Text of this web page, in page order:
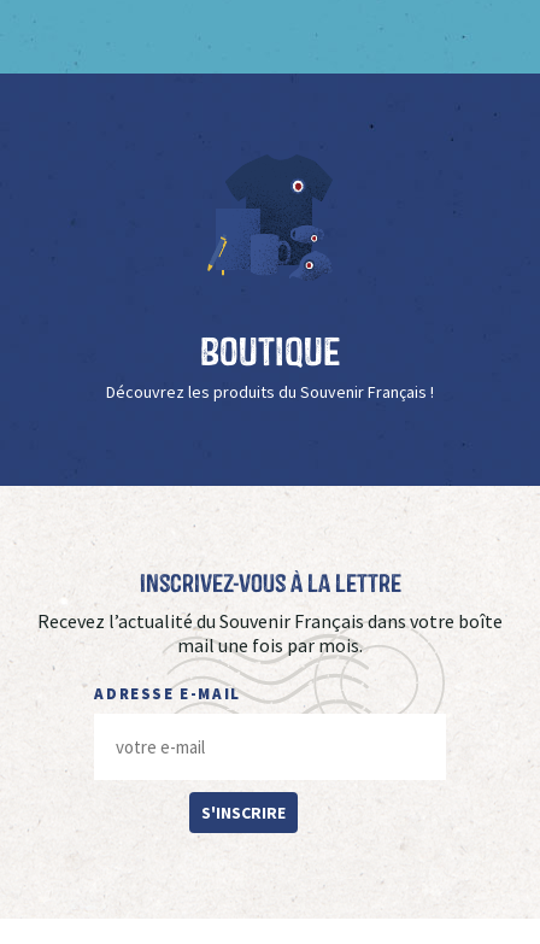
Boutique
Découvrez les produits du Souvenir Français !
Inscrivez-vous à La Lettre
Recevez l’actualité du Souvenir Français dans votre boîte
mail une fois par mois.
ADRESSE E-MAIL
S'INSCRIRE